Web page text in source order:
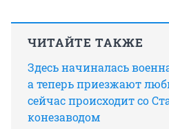
ЧИТАЙТЕ ТАКЖЕ
Здесь начиналась
а теперь приезжают
сейчас происходит со
конезаводом